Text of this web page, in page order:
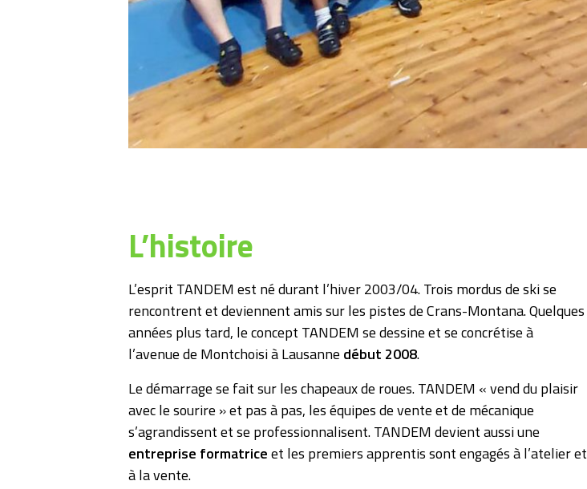
L’histoire
L’esprit TANDEM est né durant l’hiver 2003/04. Trois mordus de ski se
rencontrent et deviennent amis sur les pistes de Crans-Montana. Quelques
années plus tard, le concept TANDEM se dessine et se concrétise à
l’avenue de Montchoisi à Lausanne début 2008.
Le démarrage se fait sur les chapeaux de roues. TANDEM « vend du plaisir
avec le sourire » et pas à pas, les équipes de vente et de mécanique
s’agrandissent et se professionnalisent. TANDEM devient aussi une
entreprise formatriceet les premiers apprentis sont engagés à l’atelier et
à la vente.